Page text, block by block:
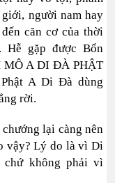
người nam hay
căn cơ của thời
Hễ gặp được Bổn
MÔ A DI ĐÀ PHẬT
A Di Đà dùng
rời.
lại càng nên
vậy? Lý do là vì Di
chứ không phải vì